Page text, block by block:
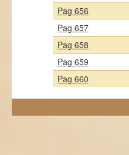
Pag 656
Pag 657
Pag 658
Pag 659
Pag 660